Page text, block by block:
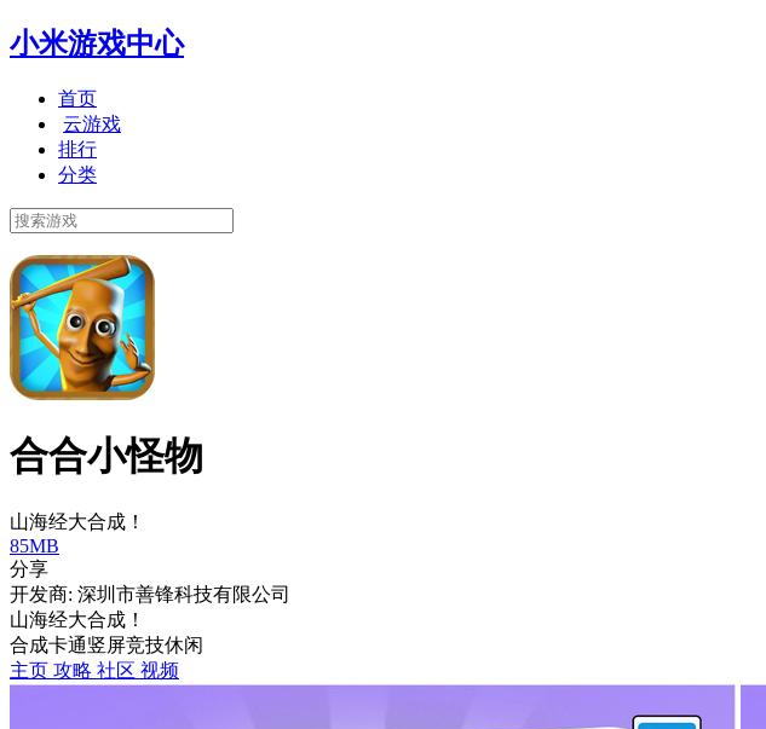
小米游戏中心
首页
云游戏
排行
分类
合合小怪物
山海经大合成！
85MB
分享
开发商: 深圳市善锋科技有限公司
山海经大合成！
合成卡通竖屏竞技休闲
主页 攻略 社区 视频